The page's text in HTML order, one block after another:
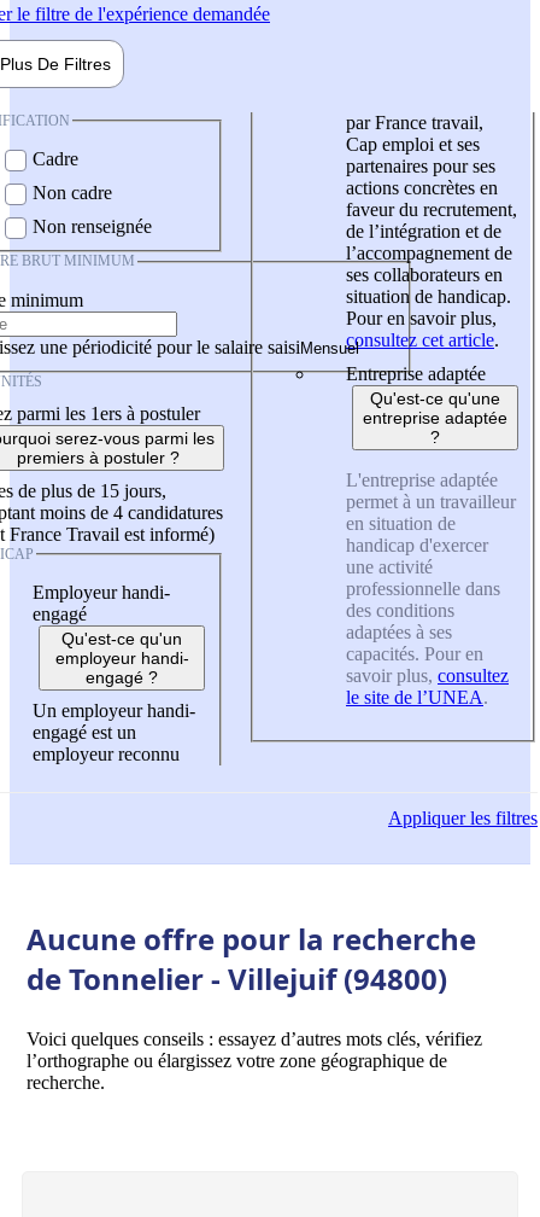
le filtre de l'expérience demandée
Plus De Filtres
Cadre
Non cadre
Non renseignée
BRUT MINIMUM
minimum
une périodicité pour le salaire saisi
parmi les 1ers à postuler
serez-vous parmi les
premiers à postuler ?
de plus de 15 jours,
moins de 4 candidatures
France Travail est informé)
Employeur handi-
engagé
Qu'est-ce qu'un
employeur handi-
engagé ?
Un employeur handi-
engagé est un
employeur reconnu
par France travail,
Cap emploi et ses
partenaires pour ses
actions concrètes en
faveur du recrutement,
de l’intégration et de
l’accompagnement de
ses collaborateurs en
situation de handicap.
Pour en savoir plus,
consultez cet article.
Entreprise adaptée
Qu'est-ce qu'une
entreprise adaptée
?
L'entreprise adaptée
permet à un travailleur
en situation de
handicap d'exercer
une activité
professionnelle dans
des conditions
adaptées à ses
capacités. Pour en
savoir plus, consultez
le site de l’UNEA.
Appliquerles filtres
Aucune offre pour la recherche
de Tonnelier - Villejuif (94800)
Voici quelques conseils : essayez d’autres mots clés, vérifiez
l’orthographe ou élargissez votre zone géographique de
recherche.